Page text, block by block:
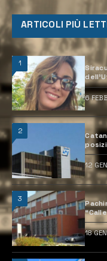
ARTICOLI PIÙ
1
6
2
12
3
18